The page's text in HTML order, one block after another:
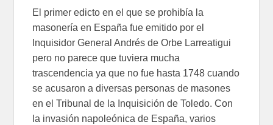
El primer edicto en el que se prohibía la
masonería en España fue emitido por el
Inquisidor General Andrés de Orbe Larreatigui
pero no parece que tuviera mucha
trascendencia ya que no fue hasta 1748 cuando
se acusaron a diversas personas de masones
en el Tribunal de la Inquisición de Toledo. Con
la invasión napoleónica de España, varios